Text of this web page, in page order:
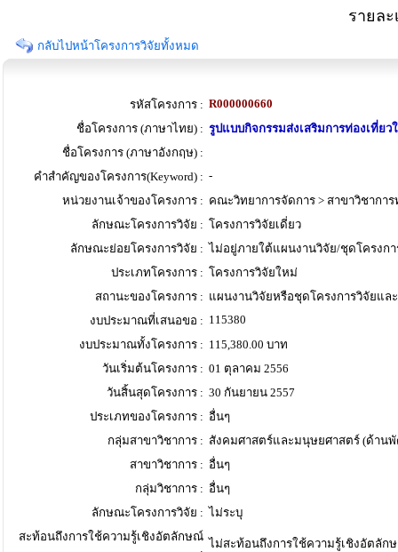
รายล
กลับไปหน้าโครงการวิจัยทั้งหมด
รหัสโครงการ : R000000660
ชื่อโครงการ (ภาษาไทย) : รูปแบบกิจกรรมส่งเสริมการท่องเที่ย
ชื่อโครงการ (ภาษาอังกฤษ) :
คำสำคัญของโครงการ(Keyword) : -
หน่วยงานเจ้าของโครงการ : คณะวิทยาการจัดการ > สาขาวิชากา
ลักษณะโครงการวิจัย : โครงการวิจัยเดี่ยว
ลักษณะย่อยโครงการวิจัย : ไม่อยู่ภายใต้แผนงานวิจัย/ชุดโครงกา
ประเภทโครงการ : โครงการวิจัยใหม่
สถานะของโครงการ : แผนงานวิจัยหรือชุดโครงการวิจัยแล
งบประมาณที่เสนอขอ : 115380
งบประมาณทั้งโครงการ : 115,380.00 บาท
วันเริ่มต้นโครงการ : 01 ตุลาคม 2556
วันสิ้นสุดโครงการ : 30 กันยายน 2557
ประเภทของโครงการ : อื่นๆ
กลุ่มสาขาวิชาการ : สังคมศาสตร์และมนุษยศาสตร์ (ด้าน
สาขาวิชาการ : อื่นๆ
กลุ่มวิชาการ : อื่นๆ
ลักษณะโครงการวิจัย : ไม่ระบุ
สะท้อนถึงการใช้ความรู้เชิงอัตลักษณ์
ไม่สะท้อนถึงการใช้ความรู้เชิงอัตลัก